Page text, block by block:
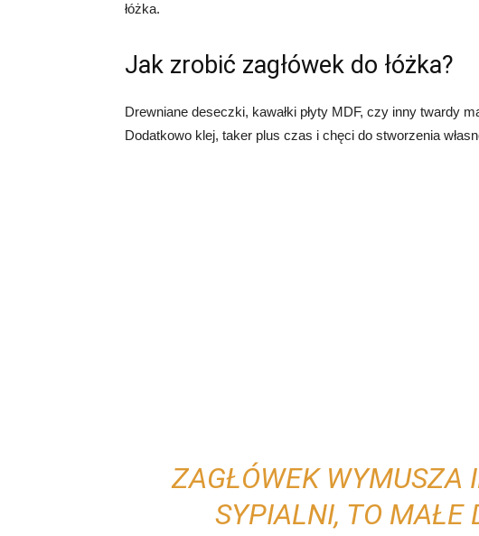
łóżka.
Jak zrobić zagłówek do łóżka?
Drewniane deseczki, kawałki płyty MDF, czy inny twardy
Dodatkowo klej, taker plus czas i chęci do stworzenia
ZAGŁÓWEK WYMUSZA
SYPIALNI, TO MAŁE